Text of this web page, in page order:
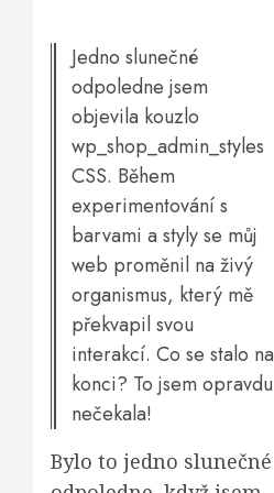
Jedno slunečné
odpoledne jsem
objevila kouzlo
wp_shop_admin_styles
CSS. Během
experimentování s
barvami a styly se můj
web proměnil na živý
organismus, který mě
překvapil svou
interakcí. Co se stalo na
konci? To jsem opravdu
nečekala!
Bylo to jedno slunečné